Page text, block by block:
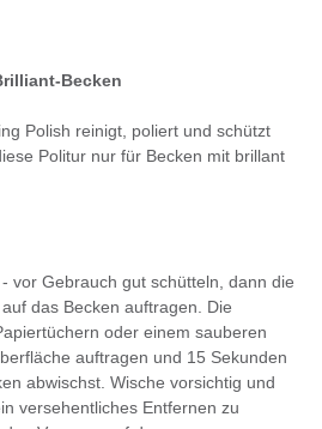
Becken
Polish reinigt, poliert und schützt
Politur nur für Becken mit brillant
vor Gebrauch gut schütteln, dann die
das Becken auftragen. Die
oder einem sauberen
auftragen und 15 Sekunden
abwischst. Wische vorsichtig und
versehentliches Entfernen zu